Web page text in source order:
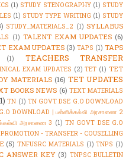
(1) STUDY STENOGRAPHY (1) STUDY
(1) STUDY TYPE WRITING (1) STUDY
STUDY_MATERIALS_2 (1) SYLLABUS
(1) TALENT EXAM UPDATES (6)
EXAM UPDATES (3) TAPS (1) TAPS
(1)
TEACHERS TRANSFER
EXAM UPDATES (2) TET (1) TET
MATERIALS (16) TET UPDATES
BOOKS NEWS (6) TEXT MATERIALS
TN (1) TN GOVT DSE G.O DOWNLOAD
DOWNLOAD | பள்ளிக்கல்வி அரசாணை 2
அரசாணை 3 (1) TN GOVT DSE G.O
- TRANSFER - COUSELLING
(5) TNFUSRC MATERIALS (1) TNPS (1)
ANSWER KEY (3) TNPSC BULLETIN